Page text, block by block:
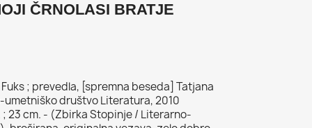
ČRNOLASI BRATJE
; prevedla, [spremna beseda] Tatjana
društvo Literatura, 2010
23 cm. - (Zbirka Stopinje / Literarno-